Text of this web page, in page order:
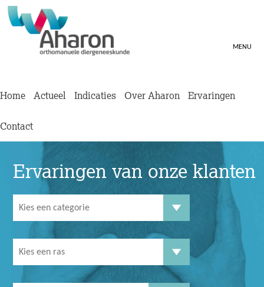
MENU
Home Actueel Indicaties Over Aharon Ervaringen
Contact
Ervaringen van onze klanten